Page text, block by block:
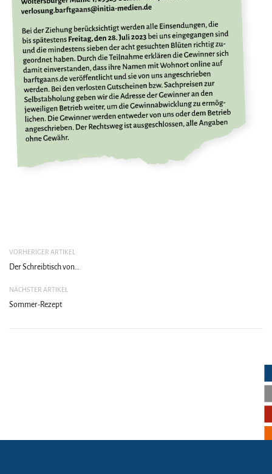
VORHERIGER ARTIKEL
Der Schreibtisch von…
NÄCHSTER ARTIKEL
Sommer-Rezept